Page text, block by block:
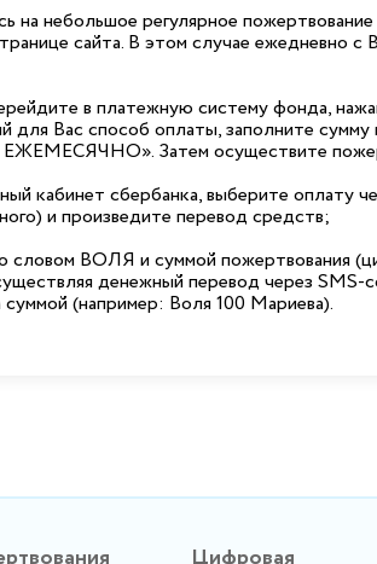
на небольшое регулярное
сайта. В этом случае ежедневно с
в платежную систему фонда,
Вас способ оплаты, заполните сумму
Затем осуществите
кабинет сбербанка, выберите оплату
и произведите перевод средств;
ВОЛЯ и суммой пожертвования
денежный перевод через
(например: Воля 100 Мариева).